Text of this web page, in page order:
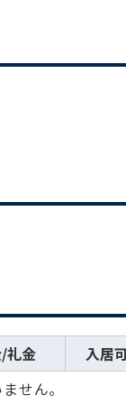
礼金 入居
せん。